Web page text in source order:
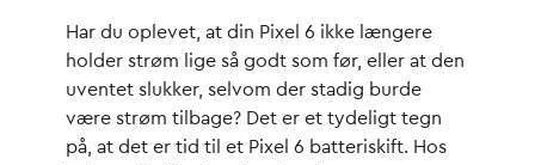
Ring til os:
+45 70 60 55 90
Har du oplevet, at din Pixel 6 ikke længere
holder strøm lige så godt som før, eller at den
uventet slukker, selvom der stadig burde
være strøm tilbage? Det er et tydeligt tegn
på, at det er tid til et Pixel 6 batteriskift. Hos